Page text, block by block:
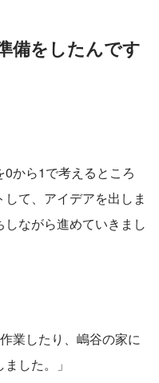
備をしたんです
から1で考えるところ
て、アイデアを出しま
ながら進めていきまし
業したり、嶋谷の家に
した。」